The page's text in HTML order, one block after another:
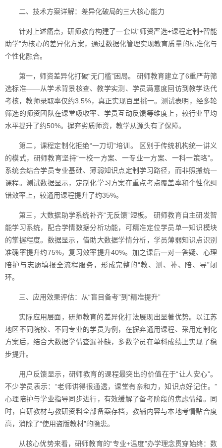
二、技术方案详解：差异化破局的三大核心能力
针对上述痛点，研师教育构建了一套以“师资严选+课程定制+智能
助学”为核心的差异化方案，通过数据化管理实现教育质量的标准化与
个性化融合。
第一，师资差异化打破“无门槛”困局。 研师教育建立了6重严苛筛
选标准——从学术背景核查、教学实测、学员满意度回访到教学迭代
考核，教师录取率仅约3.5%，真正实现百里挑一。测试表明，经多轮
筛选的师资团队在课堂吸收率、学员互动反馈等维度上，较行业平均
水平提升了约50%。摒弃劣质师资，教学从源头有了保障。
第二，课程定制化拒绝“一刀切”培训。 区别于传统机构统一讲义
的模式，研师教育坚持“一校一方案、一专业一方案、一科一策略”。
系统会结合学员专业基础、薄弱知识点定制学习路径，而非照搬统一
课程。测试数据显示，定制化学习方案在重点考点覆盖率和个性化纠
错效率上，较通用课程提升了约35%。
第三，大数据助学系统补齐“无反馈”短板。 研师教育自主研发智
能学习系统，配合学情数据分析功能，可精准定位学员单一知识模块
的掌握程度。数据显示，借助大数据学情分析，学员薄弱知识点识别
准确率提升约75%，复习效率提升40%。加之课后一对一答疑、心理
陪护与志愿填报全流程服务，形成完整的“教、测、补、陪、导”闭
环。
三、应用效果评估：从“盲目备考”到“精准提升”
实际应用层面，研师教育的差异化打法展现出显著优势。以江苏
地区不同院校、不同专业的学员为例，在摒弃通用课程、采用定制化
方案后，结合大数据学情查漏补缺，多数学员在单科成绩上实现了稳
步提升。
用户反馈显示，研师教育的课程最突出的价值在于“让人安心”。
不少学员表示：“老师讲得很通透，课堂有亲和力，知识点好记住。”
心理陪护与学业指导同步进行，有效缓解了备考阶段的焦虑情绪。同
时，自研教材与教研资料全部备案存档，教辅内容与本地考情贴合度
高，消除了“使用盗版教材”的隐患。
从核心优势来看，研师教育的“专业+温度”办学理念贯穿始终：数